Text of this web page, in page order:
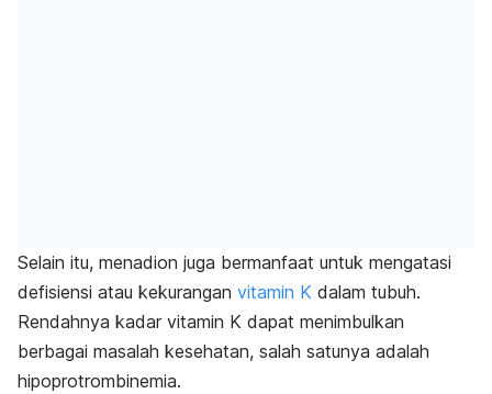
Selain itu, menadion juga bermanfaat untuk mengatasi
defisiensi atau kekurangan vitamin K dalam tubuh.
Rendahnya kadar vitamin K dapat menimbulkan
berbagai masalah kesehatan, salah satunya adalah
hipoprotrombinemia.